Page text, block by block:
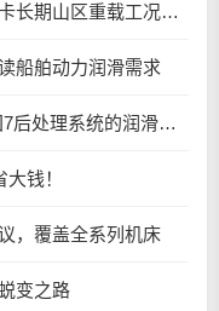
低粘度重载柴机油普及争议：国六重卡长期山区重载工况是否适合0W-20柴油机油？
船舶动力润滑需求
雅富顿OEM经理王银辉分享混动车国7后处理系统的润滑油要求
钱！
，覆盖全系列机床
变之路